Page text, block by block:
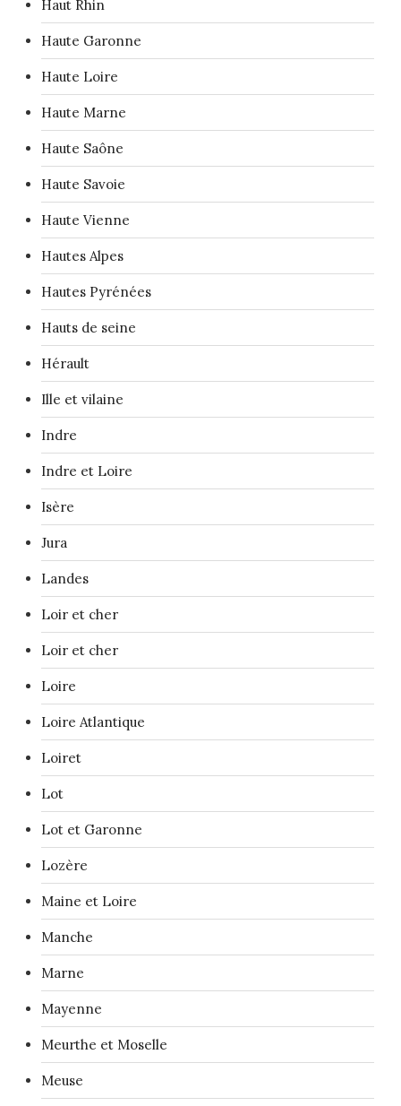
Haut Rhin
Haute Garonne
Haute Loire
Haute Marne
Haute Saône
Haute Savoie
Haute Vienne
Hautes Alpes
Hautes Pyrénées
Hauts de seine
Hérault
Ille et vilaine
Indre
Indre et Loire
Isère
Jura
Landes
Loir et cher
Loir et cher
Loire
Loire Atlantique
Loiret
Lot
Lot et Garonne
Lozère
Maine et Loire
Manche
Marne
Mayenne
Meurthe et Moselle
Meuse